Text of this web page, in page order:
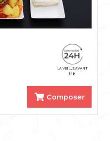
LA VEILLE AVANT
14H
Composer